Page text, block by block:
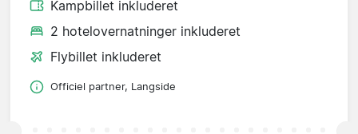
Kampbillet inkluderet
2 hotelovernatninger inkluderet
Flybillet inkluderet
Officiel partner, Langside